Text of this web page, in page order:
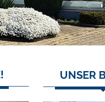
UNSER